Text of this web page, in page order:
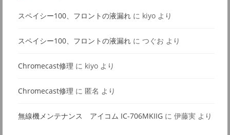
スペイシー100、フロントの液漏れ に kiyo より
スペイシー100、フロントの液漏れ に つぐお より
Chromecast修理 に kiyo より
Chromecast修理 に 匿名 より
無線機メンテナンス アイコム IC-706MKIIG に 伊藤実 より